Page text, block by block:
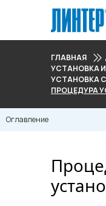
ГЛАВНАЯ
УСТАНОВКА
УСТАНОВКА
ПРОЦЕДУРА
Оглавление